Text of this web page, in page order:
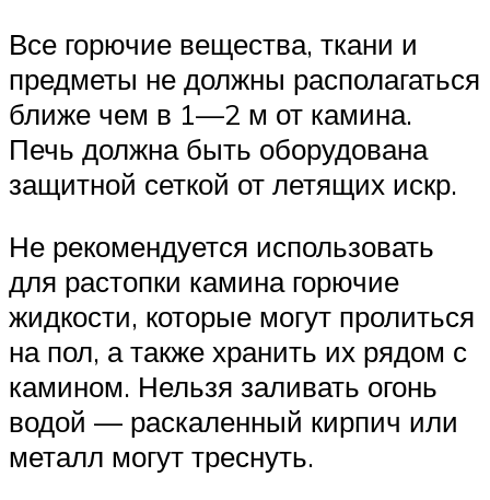
Все горючие вещества, ткани и
предметы не должны располагаться
ближе чем в 1—2 м от камина.
Печь должна быть оборудована
защитной сеткой от летящих искр.
Не рекомендуется использовать
для растопки камина горючие
жидкости, которые могут пролиться
на пол, а также хранить их рядом с
камином. Нельзя заливать огонь
водой — раскаленный кирпич или
металл могут треснуть.